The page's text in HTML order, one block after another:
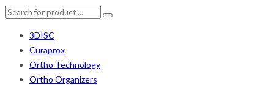
3DISC
Curaprox
Ortho Technology
Ortho Organizers